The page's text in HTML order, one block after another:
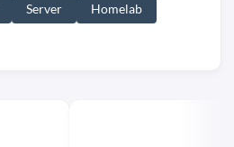
Server
Homelab